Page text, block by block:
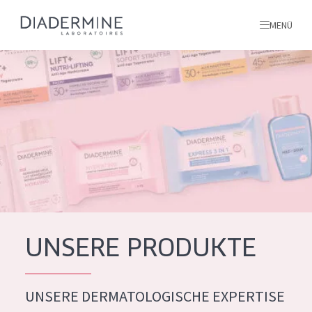
PRODUKTTYP
ALLE PRODUKTE
Alle produkte
MENÜ
inhaltsstoffe
Über uns
Inspiration
Kontakt
French
UNSERE PRODUKTE
UNSERE DERMATOLOGISCHE EXPERTISE